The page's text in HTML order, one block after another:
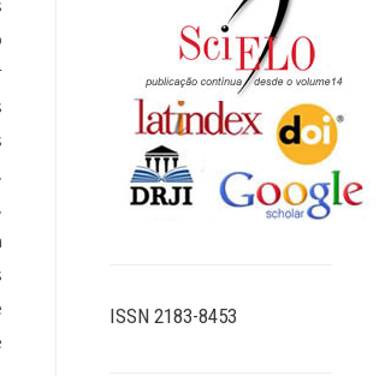
ISSN 2183-8453